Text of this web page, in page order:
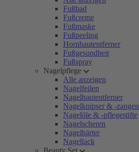
Fußbad
Fußcreme
Fußmaske
Fußpeeling
Hornhautentferner
Fußgesundheit
Fußspray
Nagelpflege
Alle anzeigen
Nagelfeilen
Nagelhautentferner
Nagelknipser & -zangen
Nagelöle & -pflegestifte
Nagelscheren
Nagelhärter
Nagellack
Beauty Set